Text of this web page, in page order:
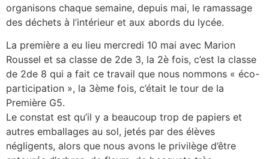
organisons chaque semaine, depuis mai, le ramassage
des déchets à l’intérieur et aux abords du lycée.
La première a eu lieu mercredi 10 mai avec Marion
Roussel et sa classe de 2de 3, la 2è fois, c’est la classe
de 2de 8 qui a fait ce travail que nous nommons « éco-
participation », la 3ème fois, c’était le tour de la
Première G5.
Le constat est qu’il y a beaucoup trop de papiers et
autres emballages au sol, jetés par des élèves
négligents, alors que nous avons le privilège d’être